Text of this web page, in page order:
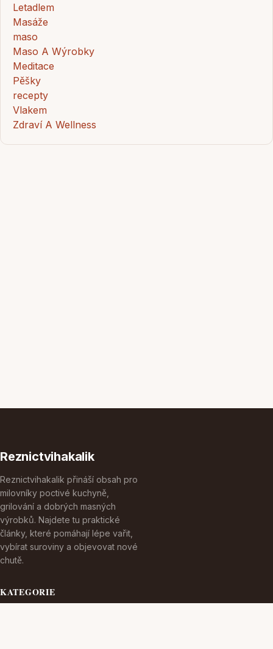
Letadlem
Masáže
maso
Maso A Wýrobky
Meditace
Pěšky
recepty
Vlakem
Zdraví A Wellness
Reznictvihakalik
Reznictvihakalik přináší obsah pro
milovníky poctivé kuchyně,
grilování a dobrých masných
výrobků. Najdete tu praktické
články, které pomáhají lépe vařit,
vybírat suroviny a objevovat nové
chutě.
KATEGORIE